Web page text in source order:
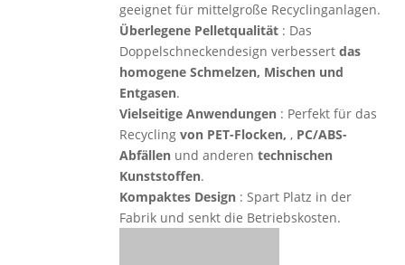
geeignet für mittelgroße Recyclinganlagen.
Überlegene Pelletqualität : Das
Doppelschneckendesign verbessert das
homogene Schmelzen, Mischen und
Entgasen.
Vielseitige Anwendungen : Perfekt für das
Recycling von PET-Flocken, , PC/ABS-
Abfällen und anderen technischen
Kunststoffen.
Kompaktes Design : Spart Platz in der
Fabrik und senkt die Betriebskosten.